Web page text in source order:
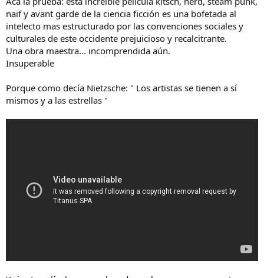
naif y avant garde de la ciencia ficción es una bofetada al
intelecto mas estructurado por las convenciones sociales y
culturales de este occidente prejuicioso y recalcitrante.
Una obra maestra... incomprendida aún.
Insuperable
Porque como decía Nietzsche: " Los artistas se tienen a sí
mismos y a las estrellas "